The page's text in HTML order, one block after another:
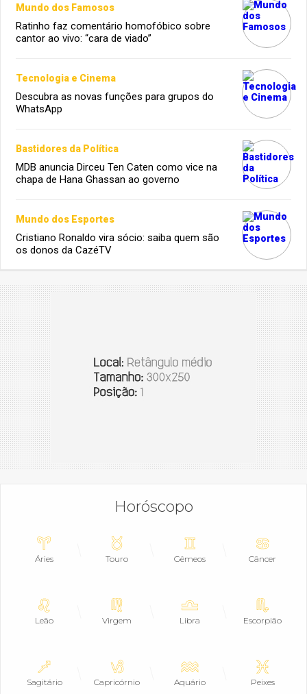
Mundo dos Famosos
Ratinho faz comentário homofóbico sobre
cantor ao vivo: “cara de viado”
Tecnologia e Cinema
Descubra as novas funções para grupos do
WhatsApp
Bastidores da Política
MDB anuncia Dirceu Ten Caten como vice na
chapa de Hana Ghassan ao governo
Mundo dos Esportes
Cristiano Ronaldo vira sócio: saiba quem são
os donos da CazéTV
Horóscopo
Áries Touro Gêmeos Câncer
Leão Virgem Libra Escorpião
Sagitário Capricórnio Aquário Peixes